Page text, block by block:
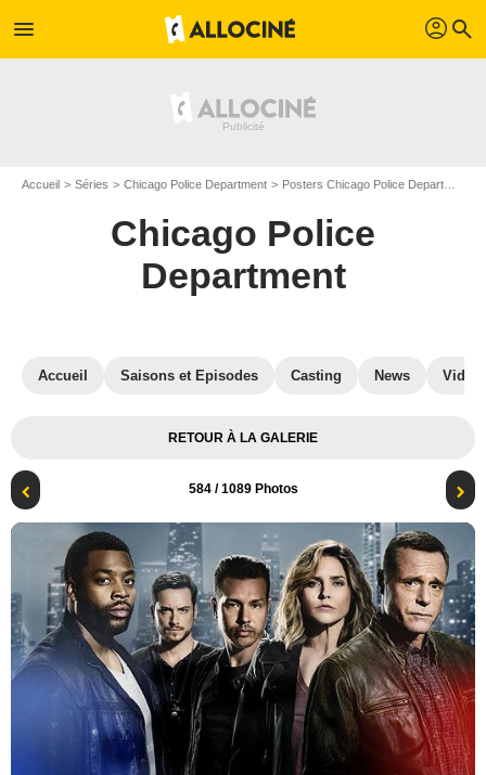
menu profil search
Accueil Séries Chicago Police Department Posters Chicago Police Department
Chicago Police
Department
Accueil Saisons et Episodes Casting News
RETOUR À LA GALERIE
584/ 1089 Photos